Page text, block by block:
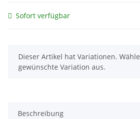
Sofort verfügbar
x
Dieser Artikel hat Variationen.
gewünschte Variation aus.
Beschreibung